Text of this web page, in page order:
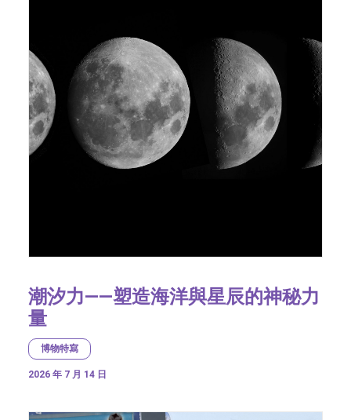
潮汐力——塑造海洋與星辰的神秘力
量
博物特寫
2026 年 7 月 14 日